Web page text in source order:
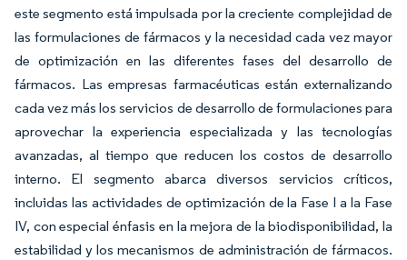
este segmento está impulsada por la creciente complejidad de
las formulaciones de fármacos y la necesidad cada vez mayor
de optimización en las diferentes fases del desarrollo de
fármacos. Las empresas farmacéuticas están externalizando
cada vez más los servicios de desarrollo de formulaciones para
aprovechar la experiencia especializada y las tecnologías
avanzadas, al tiempo que reducen los costos de desarrollo
interno. El segmento abarca diversos servicios críticos,
incluidas las actividades de optimización de la Fase I a la Fase
IV, con especial énfasis en la mejora de la biodisponibilidad, la
estabilidad y los mecanismos de administración de fármacos.